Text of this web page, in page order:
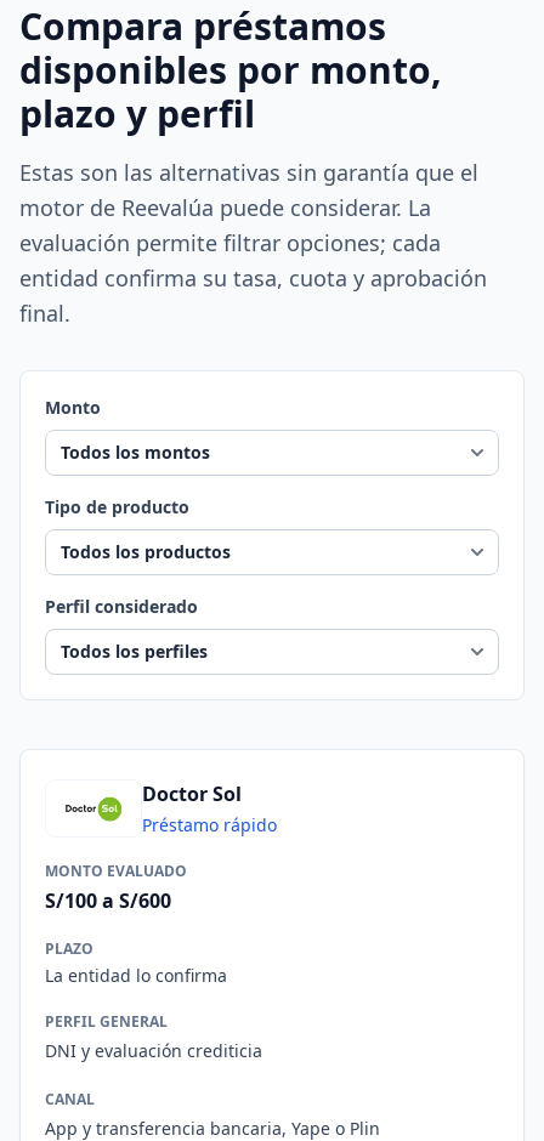
Compara préstamos
disponibles por monto,
plazo y perfil
Estas son las alternativas sin garantía que el
motor de Reevalúa puede considerar. La
evaluación permite filtrar opciones; cada
entidad confirma su tasa, cuota y aprobación
final.
Monto
Tipo de producto
Perfil considerado
Doctor Sol
Préstamo rápido
MONTO EVALUADO
S/100 a S/600
PLAZO
La entidad lo confirma
PERFIL GENERAL
DNI y evaluación crediticia
CANAL
App y transferencia bancaria, Yape o Plin